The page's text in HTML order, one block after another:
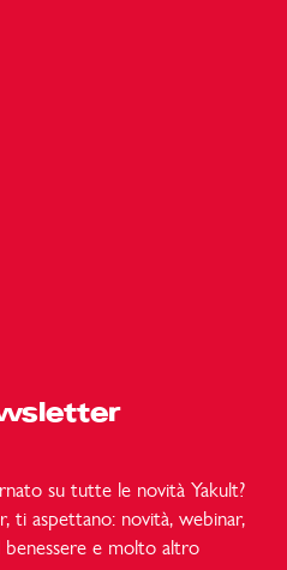
su tutte le novità Yakult?
ti aspettano: novità, webinar,
e molto altro